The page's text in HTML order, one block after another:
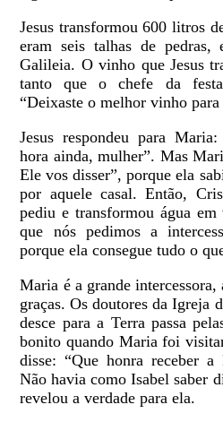
Jesus transformou 600 litros
eram seis talhas de pedras,
Galileia. O vinho que Jesus
tanto que o chefe da
“Deixaste o melhor vinho
Jesus respondeu para
hora ainda, mulher”. Mas
Ele vos disser”, porque ela
por aquele casal. Então,
pediu e transformou água
que nós pedimos a
porque ela consegue tudo o
Maria é a grande intercessora,
graças. Os doutores da Igreja
desce para a Terra passa
bonito quando Maria foi
disse: “Que honra receber
Não havia como Isabel saber
revelou a verdade para ela.